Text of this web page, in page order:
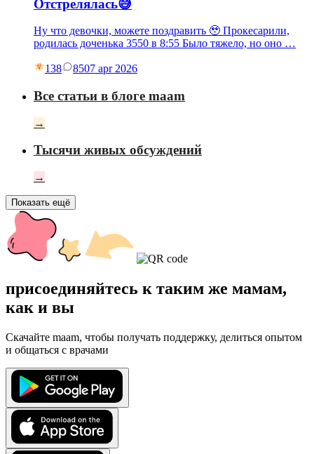
Отстрелялась😅
Ну что девочки, можете поздравить 🥹 Прокесарили,
родилась доченька 3550 в 8:55 Было тяжело, но оно …
138 8507 apr 2026
Все статьи в блоге maam
→
Тысячи живых обсуждений
→
Показать ещё
присоединяйтесь к таким же мамам,
как и вы
Скачайте maam, чтобы получать поддержку, делиться опытом
и общаться с врачами